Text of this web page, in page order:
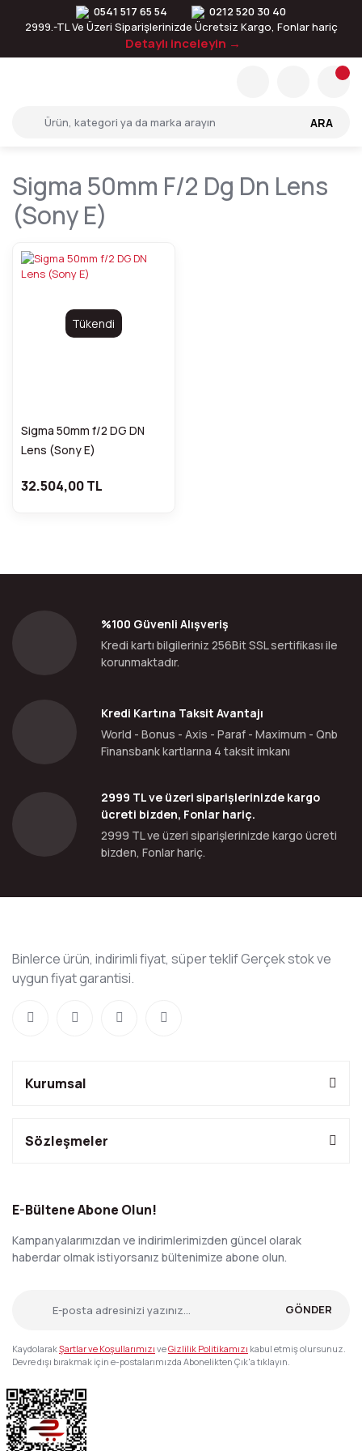
0541 517 65 54
0212 520 30 40
2999.-TL Ve Üzeri Siparişlerinizde Ücretsiz Kargo, Fonlar hariç
Detaylı inceleyin →
ARA
Sigma 50mm F/2 Dg Dn Lens
(sony E)
Tükendi
Sigma 50mm f/2 DG DN
Lens (Sony E)
32.504,00 TL
%100 Güvenli Alışveriş
Kredi kartı bilgileriniz 256Bit SSL sertifikası ile
korunmaktadır.
Kredi Kartına Taksit Avantajı
World - Bonus - Axis - Paraf - Maximum - Qnb
Finansbank kartlarına 4 taksit imkanı
2999 TL ve üzeri siparişlerinizde kargo
ücreti bizden, Fonlar hariç.
2999 TL ve üzeri siparişlerinizde kargo ücreti
bizden, Fonlar hariç.
Binlerce ürün, indirimli fiyat, süper teklif Gerçek stok ve
uygun fiyat garantisi.
Kurumsal
Sözleşmeler
E-Bültene Abone Olun!
Kampanyalarımızdan ve indirimlerimizden güncel olarak
haberdar olmak istiyorsanız bültenimize abone olun.
GÖNDER
KaydolarakŞartlar ve Koşullarımızı veGizlilik Politikamızı kabul etmiş olursunuz.
Devre dışı bırakmak için e-postalarımızda Abonelikten Çık'a tıklayın.